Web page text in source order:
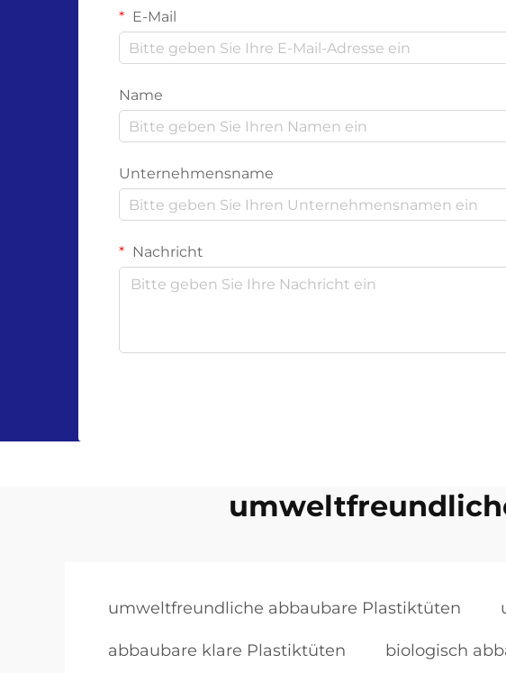
E-Mail
Name
Unternehmensname
Nachricht
umweltfreundliche abbaubare Plastiktüten
abbaubare klare Plastiktüten biologisch